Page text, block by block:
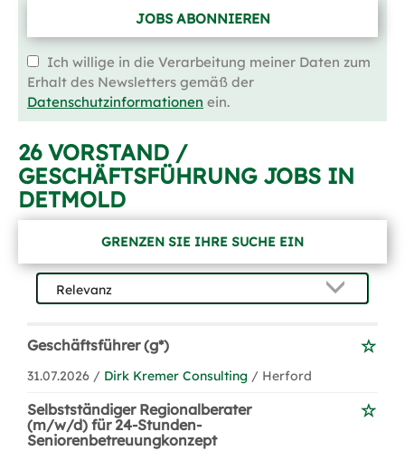
JOBS ABONNIEREN
Ich willige in die Verarbeitung meiner Daten zum
Erhalt des Newsletters gemäß der
Datenschutzinformationen ein.
26 VORSTAND /
GESCHÄFTSFÜHRUNG JOBS IN
DETMOLD
GRENZEN SIE IHRE SUCHE EIN
Geschäftsführer (g*)
31.07.2026 / Dirk Kremer Consulting / Herford
Selbstständiger Regionalberater
(m/w/d) für 24-Stunden-
Seniorenbetreuungkonzept